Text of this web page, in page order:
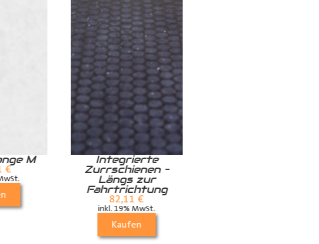
M
€
Integrierte
Zurrschienen –
Längs zur
Fahrtrichtung
82,11 €
inkl. 19% MwSt.
Kaufen